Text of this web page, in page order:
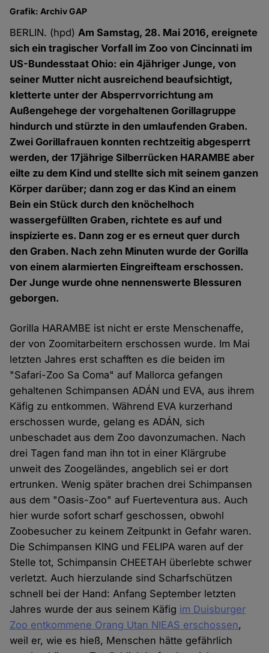
Grafik: Archiv GAP
BERLIN. (hpd)Am Samstag, 28. Mai 2016, ereignete
sich ein tragischer Vorfall im Zoo von Cincinnati im
US-Bundesstaat Ohio: ein 4jähriger Junge, von
seiner Mutter nicht ausreichend beaufsichtigt,
kletterte unter der Absperrvorrichtung am
Außengehege der vorgehaltenen Gorillagruppe
hindurch und stürzte in den umlaufenden Graben.
Zwei Gorillafrauen konnten rechtzeitig abgesperrt
werden, der 17jährige Silberrücken HARAMBE aber
eilte zu dem Kind und stellte sich mit seinem ganzen
Körper darüber; dann zog er das Kind an einem
Bein ein Stück durch den knöchelhoch
wassergefüllten Graben, richtete es auf und
inspizierte es. Dann zog er es erneut quer durch
den Graben. Nach zehn Minuten wurde der Gorilla
von einem alarmierten Eingreifteam erschossen.
Der Junge wurde ohne nennenswerte Blessuren
geborgen.
Gorilla HARAMBE ist nicht er erste Menschenaffe,
der von Zoomitarbeitern erschossen wurde. Im Mai
letzten Jahres erst schafften es die beiden im
"Safari-Zoo Sa Coma" auf Mallorca gefangen
gehaltenen Schimpansen ADÁN und EVA, aus ihrem
Käfig zu entkommen. Während EVA kurzerhand
erschossen wurde, gelang es ADÁN, sich
unbeschadet aus dem Zoo davonzumachen. Nach
drei Tagen fand man ihn tot in einer Klärgrube
unweit des Zoogeländes, angeblich sei er dort
ertrunken. Wenig später brachen drei Schimpansen
aus dem "Oasis-Zoo" auf Fuerteventura aus. Auch
hier wurde sofort scharf geschossen, obwohl
Zoobesucher zu keinem Zeitpunkt in Gefahr waren.
Die Schimpansen KING und FELIPA waren auf der
Stelle tot, Schimpansin CHEETAH überlebte schwer
verletzt. Auch hierzulande sind Scharfschützen
schnell bei der Hand: Anfang September letzten
Jahres wurde der aus seinem Käfig im Duisburger
Zoo entkommene Orang Utan NIEAS erschossen,
weil er, wie es hieß, Menschen hätte gefährlich